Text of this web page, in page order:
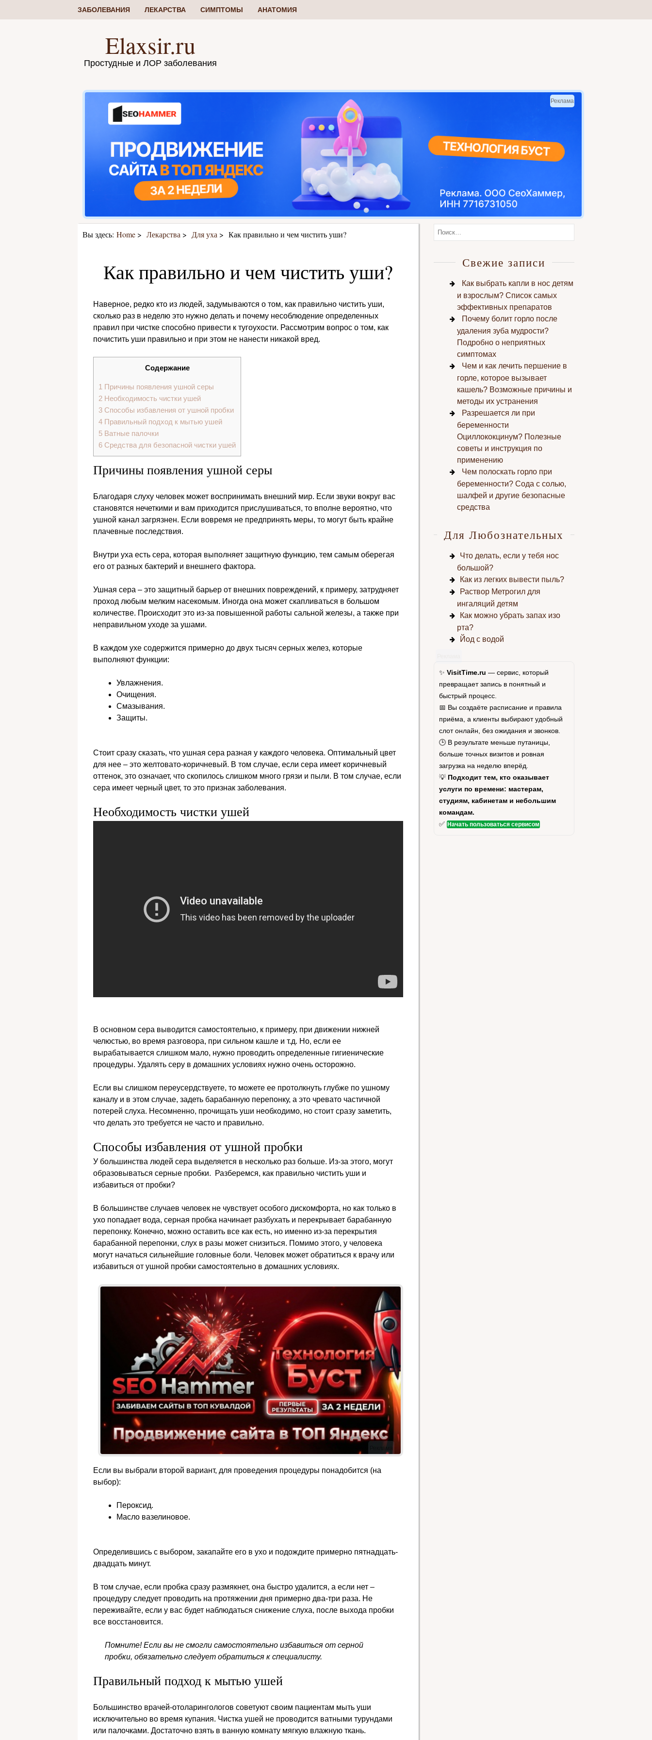
ЗАБОЛЕВАНИЯ ЛЕКАРСТВА СИМПТОМЫ АНАТОМИЯ
Elaxsir.ru
Простудные и ЛОР заболевания
Реклама
Вы здесь: Home Лекарства Для уха Как правильно и чем чистить уши?
Как правильно и чем чистить уши?
Наверное, редко кто из людей, задумываются о том, как правильно чистить уши,
сколько раз в неделю это нужно делать и почему несоблюдение определенных
правил при чистке способно привести к тугоухости. Рассмотрим вопрос о том, как
почистить уши правильно и при этом не нанести никакой вред.
Содержание
1 Причины появления ушной серы
2 Необходимость чистки ушей
3 Способы избавления от ушной пробки
4 Правильный подход к мытью ушей
5 Ватные палочки
6 Средства для безопасной чистки ушей
Причины появления ушной серы
Благодаря слуху человек может воспринимать внешний мир. Если звуки вокруг вас
становятся нечеткими и вам приходится прислушиваться, то вполне вероятно, что
ушной канал загрязнен. Если вовремя не предпринять меры, то могут быть крайне
плачевные последствия.
Внутри уха есть сера, которая выполняет защитную функцию, тем самым оберегая
его от разных бактерий и внешнего фактора.
Ушная сера – это защитный барьер от внешних повреждений, к примеру, затрудняет
проход любым мелким насекомым. Иногда она может скапливаться в большом
количестве. Происходит это из-за повышенной работы сальной железы, а также при
неправильном уходе за ушами.
В каждом ухе содержится примерно до двух тысяч серных желез, которые
выполняют функции:
Увлажнения.
Очищения.
Смазывания.
Защиты.
Стоит сразу сказать, что ушная сера разная у каждого человека. Оптимальный цвет
для нее – это желтовато-коричневый. В том случае, если сера имеет коричневый
оттенок, это означает, что скопилось слишком много грязи и пыли. В том случае, если
сера имеет черный цвет, то это признак заболевания.
Необходимость чистки ушей
В основном сера выводится самостоятельно, к примеру, при движении нижней
челюстью, во время разговора, при сильном кашле и т.д. Но, если ее
вырабатывается слишком мало, нужно проводить определенные гигиенические
процедуры. Удалять серу в домашних условиях нужно очень осторожно.
Если вы слишком переусердствуете, то можете ее протолкнуть глубже по ушному
каналу и в этом случае, задеть барабанную перепонку, а это чревато частичной
потерей слуха. Несомненно, прочищать уши необходимо, но стоит сразу заметить,
что делать это требуется не часто и правильно.
Способы избавления от ушной пробки
У большинства людей сера выделяется в несколько раз больше. Из-за этого, могут
образовываться серные пробки. Разберемся, как правильно чистить уши и
избавиться от пробки?
В большинстве случаев человек не чувствует особого дискомфорта, но как только в
ухо попадает вода, серная пробка начинает разбухать и перекрывает барабанную
перепонку. Конечно, можно оставить все как есть, но именно из-за перекрытия
барабанной перепонки, слух в разы может снизиться. Помимо этого, у человека
могут начаться сильнейшие головные боли. Человек может обратиться к врачу или
избавиться от ушной пробки самостоятельно в домашних условиях.
Реклама
Если вы выбрали второй вариант, для проведения процедуры понадобится (на
выбор):
Пероксид.
Масло вазелиновое.
Определившись с выбором, закапайте его в ухо и подождите примерно пятнадцать-
двадцать минут.
В том случае, если пробка сразу размякнет, она быстро удалится, а если нет –
процедуру следует проводить на протяжении дня примерно два-три раза. Не
переживайте, если у вас будет наблюдаться снижение слуха, после выхода пробки
все восстановится.
Помните! Если вы не смогли самостоятельно избавиться от серной
пробки, обязательно следует обратиться к специалисту.
Правильный подход к мытью ушей
Большинство врачей-отоларингологов советуют своим пациентам мыть уши
исключительно во время купания. Чистка ушей не проводится ватными турундами
или палочками. Достаточно взять в ванную комнату мягкую влажную ткань.
Свежие записи
Как выбрать капли в нос детям
и взрослым? Список самых
эффективных препаратов
Почему болит горло после
удаления зуба мудрости?
Подробно о неприятных
симптомах
Чем и как лечить першение в
горле, которое вызывает
кашель? Возможные причины и
методы их устранения
Разрешается ли при
беременности
Оциллококцинум? Полезные
советы и инструкция по
применению
Чем полоскать горло при
беременности? Сода с солью,
шалфей и другие безопасные
средства
Для Любознательных
Что делать, если у тебя нос
большой?
Как из легких вывести пыль?
Раствор Метрогил для
ингаляций детям
Как можно убрать запах изо
рта?
Йод с водой
✨ VisitTime.ru — сервис, который
превращает запись в понятный и
быстрый процесс.
📅 Вы создаёте расписание и правила
приёма, а клиенты выбирают удобный
слот онлайн, без ожидания и звонков.
🕒 В результате меньше путаницы,
больше точных визитов и ровная
загрузка на неделю вперёд.
💡 Подходит тем, кто оказывает
услуги по времени: мастерам,
студиям, кабинетам и небольшим
командам.
✅ Начать пользоваться сервисом